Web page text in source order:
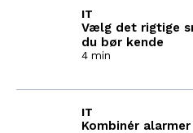
Vælg det rigtige
du bør kende
IT
4 min
Kombinér
IT